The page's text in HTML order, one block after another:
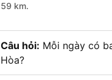
59 km.
Câu hỏi: Mỗi ngày có
Hòa?